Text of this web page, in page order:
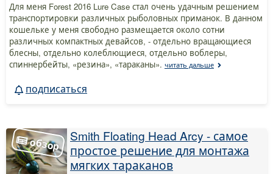
Для меня Forest 2016 Lure Case стал очень удачным решением
транспортировки различных рыболовных приманок. В данном
кошельке у меня свободно размещается около сотни
различных компактных девайсов, - отдельно вращающиеся
блесны, отдельно колеблющиеся, отдельно воблеры,
спиннербейты, «резина», «тараканы». читать дальше
подписаться
Smith Floating Head Arcy - самое
простое решение для монтажа
мягких тараканов